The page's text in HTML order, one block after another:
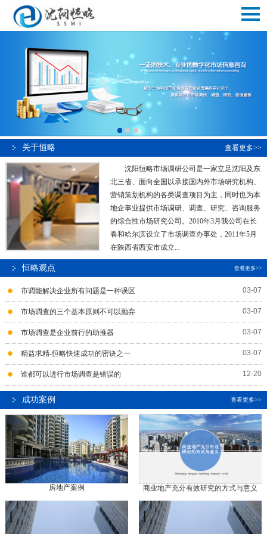
关于恒略 查看更多>>
沈阳恒略市场调研公司是一家立足沈阳及东
北三省、面向全国以承接国内外市场研究机构、
营销策划机构的各类调查项目为主，同时也为本
地企事业提供市场调研、调查、研究、咨询服务
的综合性市场研究公司。2010年3月我公司在长
春和哈尔滨设立了市场调查办事处，2011年5月
在陕西省西安市成立...
恒略观点 查看更多>>
03-07
市调能解决企业所有问题是一种误区
03-07
市场调查的三个基本原则不可以抛弃
03-07
市场调查是企业前行的助推器
03-07
精益求精-恒略快速成功的密诀之一
12-20
谁都可以进行市场调查是错误的
成功案例 查看更多>>
房地产案例 商业地产充分有效研究的方式与意义